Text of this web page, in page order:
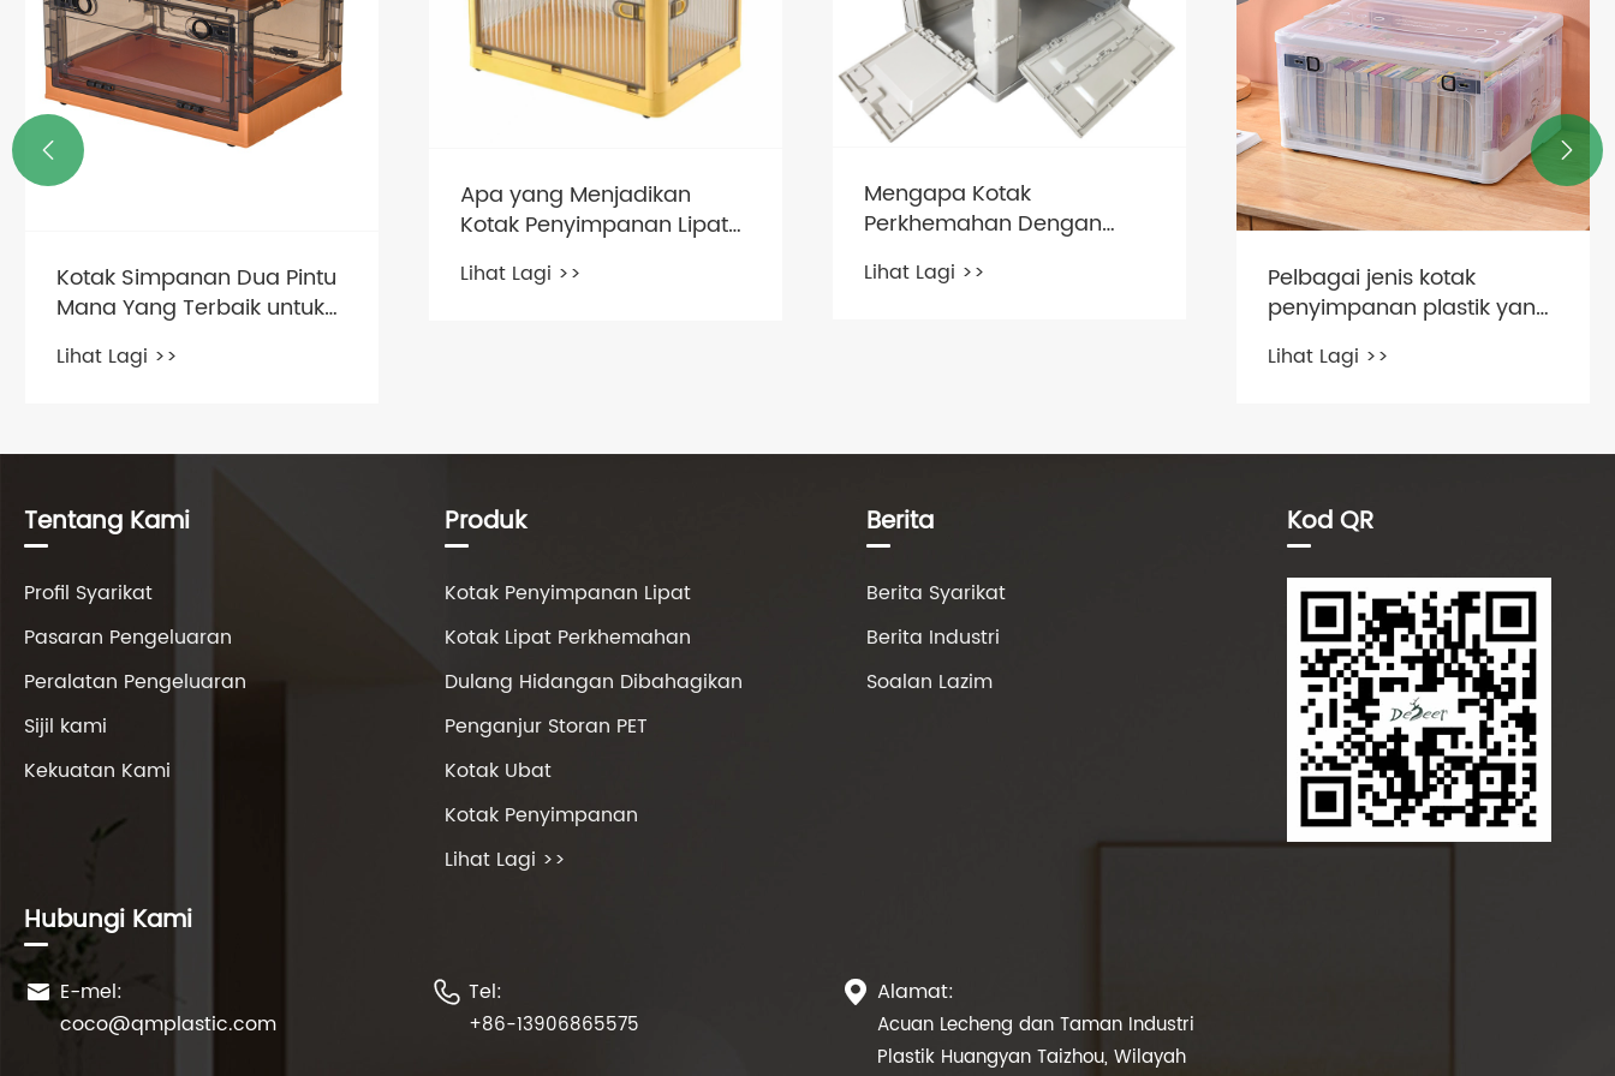
Kotak Simpanan Dua Pintu
Mana Yang Terbaik untuk
Anda?
Lihat Lagi >>
Apa yang Menjadikan
Kotak Penyimpanan Lipat
Panduan Saintifik Penuh
Lihat Lagi >>
Mengapa Kotak
Perkhemahan Dengan
Meningkatkan Kecekapan
Lihat Lagi >>
Pelbagai jenis kotak
penyimpanan plastik yang
penyesuaian pelanggan
Lihat Lagi >>
 
Tentang Kami
Profil Syarikat
Pasaran Pengeluaran
Peralatan Pengeluaran
Sijil kami
Kekuatan Kami
Produk
Kotak Penyimpanan Lipat
Kotak Lipat Perkhemahan
Dulang Hidangan Dibahagikan
Penganjur Storan PET
Kotak Ubat
Kotak Penyimpanan
Lihat Lagi >>
Berita
Berita Syarikat
Berita Industri
Soalan Lazim
Kod QR
Hubungi Kami
 E-mel:
coco@qmplastic.com
 Tel:
+86-13906865575
 Alamat:
Acuan Lecheng dan Taman Industri
Plastik Huangyan Taizhou, Wilayah